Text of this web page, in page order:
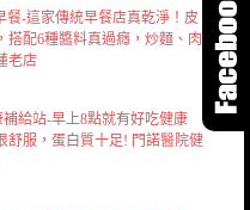
餐-這家傳統早餐店真乾淨！皮
搭配6種醬料真過癮，炒麵、肉
老店
給站-早上8點就有好吃健康
舒服，蛋白質十足! 門諾醫院健